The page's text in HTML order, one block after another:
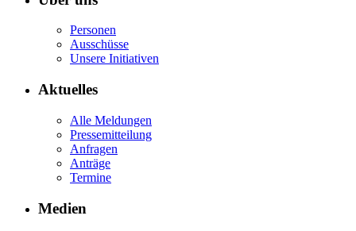
Personen
Ausschüsse
Unsere Initiativen
Aktuelles
Alle Meldungen
Pressemitteilung
Anfragen
Anträge
Termine
Medien